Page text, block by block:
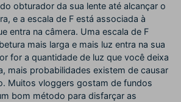
obturador da sua lente até alcançar o
e a escala de F está associada à
entra na câmera. Uma escala de F
mais larga e mais luz entra na sua
for a quantidade de luz que você deixa
mais probabilidades existem de causar
Muitos vloggers gostam de fundos
bom método para disfarçar as